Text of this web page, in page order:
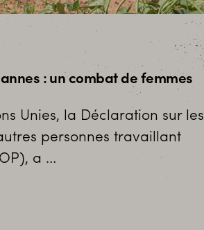
: un combat de femmes
Unies, la Déclaration sur les
personnes travaillant
a …